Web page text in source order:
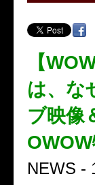
【
は、な
ブ映像
NEWS -